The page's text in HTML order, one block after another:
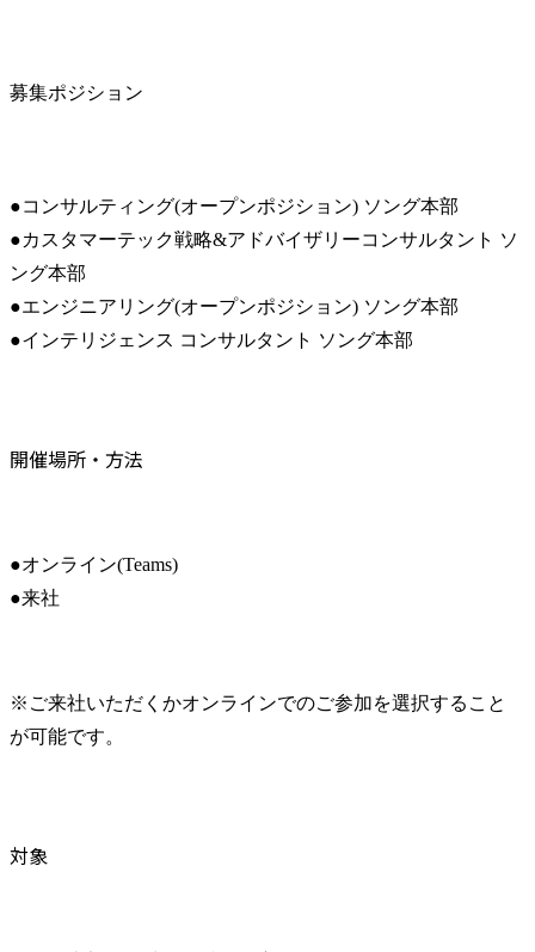
募集ポジション
●コンサルティング(オープンポジション) ソング本部
●カスタマーテック戦略&アドバイザリーコンサルタント ソ
ング本部
●エンジニアリング(オープンポジション) ソング本部
●インテリジェンス コンサルタント ソング本部
開催場所・方法
●オンライン(Teams)
●来社
※ご来社いただくかオンラインでのご参加を選択すること
が可能です。
対象